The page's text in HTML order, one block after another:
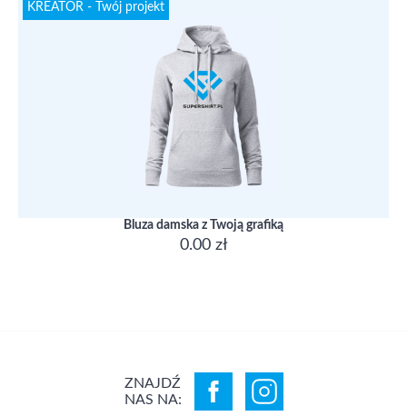
KREATOR - Twój projekt
Bluza damska z Twoją grafiką
0.00 zł
ZNAJDŹ
NAS NA: